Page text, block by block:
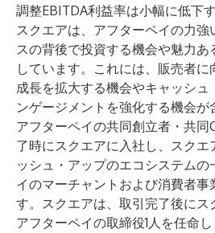
調整EBITDA利益率は小幅に低下
スクエアは、アフターペイの力強
スの背後で投資する機会や魅力あ
しています。これには、販売者に
成長を拡大する機会やキャッシュ
ンゲージメントを強化する機会が
アフターペイの共同創立者・共同
了時にスクエアに入社し、スクエ
ッシュ・アップのエコシステム
イのマーチャントおよび消費者事
す。スクエアは、取引完了後にス
アフターペイの取締役1人を任命し